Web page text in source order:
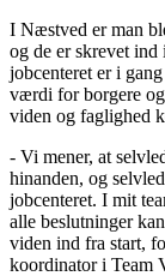
I Næstved er man
og de er skrevet
jobcenteret er i
værdi for borgere
viden og faglighed
- Vi mener, at
hinanden, og
jobcenteret. I mit
alle beslutninger
viden ind fra start,
koordinator i Team